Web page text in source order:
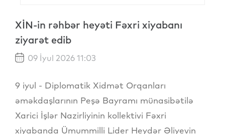
XİN-in rəhbər heyəti Fəxri xiyabanı
ziyarət edib
09 İyul 2026 11:03
9 iyul - Diplomatik Xidmət Orqanları
əməkdaşlarının Peşə Bayramı münasibətilə
Xarici İşlər Nazirliyinin kollektivi Fəxri
xiyabanda Ümummilli Lider Heydər Əliyevin